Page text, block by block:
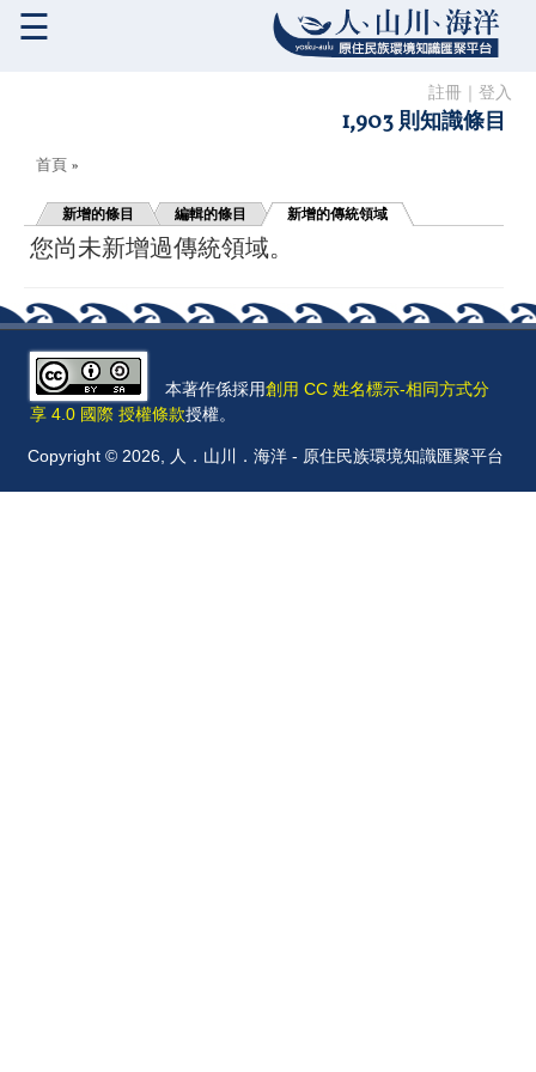
註冊 登入
1,903 則知識條目
☰
您在這裡
首頁 »
新增的條目 編輯的條目 新增的傳統領域
您尚未新增過傳統領域。
本著作係採用創用 CC 姓名標示-相同方式分
享 4.0 國際 授權條款授權。
Copyright © 2026, 人．山川．海洋 - 原住民族環境知識匯聚平台